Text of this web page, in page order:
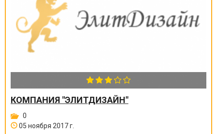
КОМПАНИЯ "ЭЛИТДИЗАЙН"
0
05 ноября 2017 г.